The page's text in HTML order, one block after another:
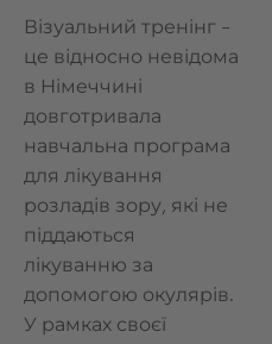
Візуальний тренінг –
це відносно невідома
в Німеччині
довготривала
навчальна програма
для лікування
розладів зору, які не
піддаються
лікуванню за
допомогою окулярів.
У рамках своєї